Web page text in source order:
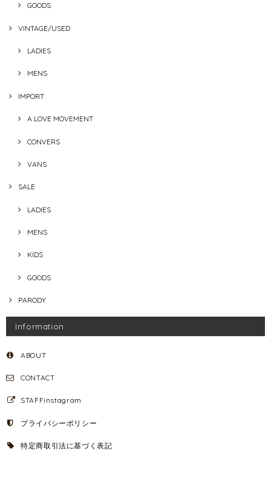
GOODS
VINTAGE/USED
LADIES
MENS
IMPORT
A LOVE MOVEMENT
CONVERS
VANS
SALE
LADIES
MENS
KIDS
GOODS
PARODY
Information
ABOUT
CONTACT
STAFFinstagram
プライバシーポリシー
特定商取引法に基づく表記